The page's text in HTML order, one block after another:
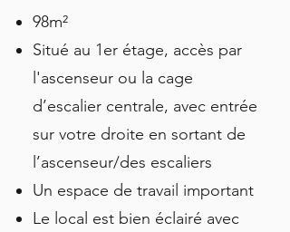
98m²
Situé au 1er étage, accès par
l'ascenseur ou la cage
d’escalier centrale, avec entrée
sur votre droite en sortant de
l’ascenseur/des escaliers
Un espace de travail important
Le local est bien éclairé avec